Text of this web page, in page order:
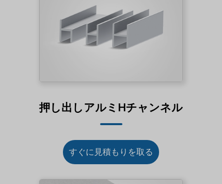
押し出しアルミHチャンネル
すぐに見積もりを取る